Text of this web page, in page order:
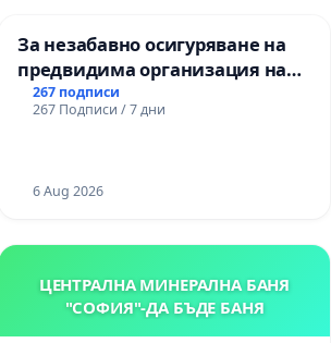
За незабавно осигуряване на
предвидима организация на
учебния процес и гарантиране
на правото на равнопоставено
Александър I“ и Хуманитарна
267 подписи
267 Подписи / 7 дни
6 Aug 2026
ЦЕНТРАЛНА МИНЕРАЛНА БАНЯ
"СОФИЯ"-ДА БЪДЕ БАНЯ